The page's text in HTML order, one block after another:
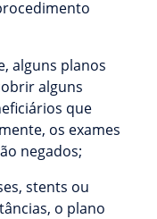
alguns planos
alguns
que
os exames
negados;
stents ou
o plano